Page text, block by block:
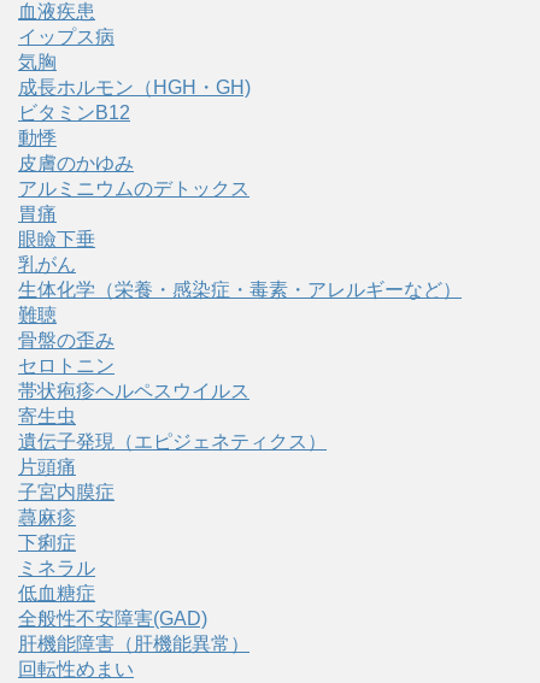
血液疾患
イップス病
気胸
成長ホルモン（HGH・GH)
ビタミンB12
動悸
皮膚のかゆみ
アルミニウムのデトックス
胃痛
眼瞼下垂
乳がん
生体化学（栄養・感染症・毒素・アレルギーなど）
難聴
骨盤の歪み
セロトニン
帯状疱疹ヘルペスウイルス
寄生虫
遺伝子発現（エピジェネティクス）
片頭痛
子宮内膜症
蕁麻疹
下痢症
ミネラル
低血糖症
全般性不安障害(GAD)
肝機能障害（肝機能異常）
回転性めまい